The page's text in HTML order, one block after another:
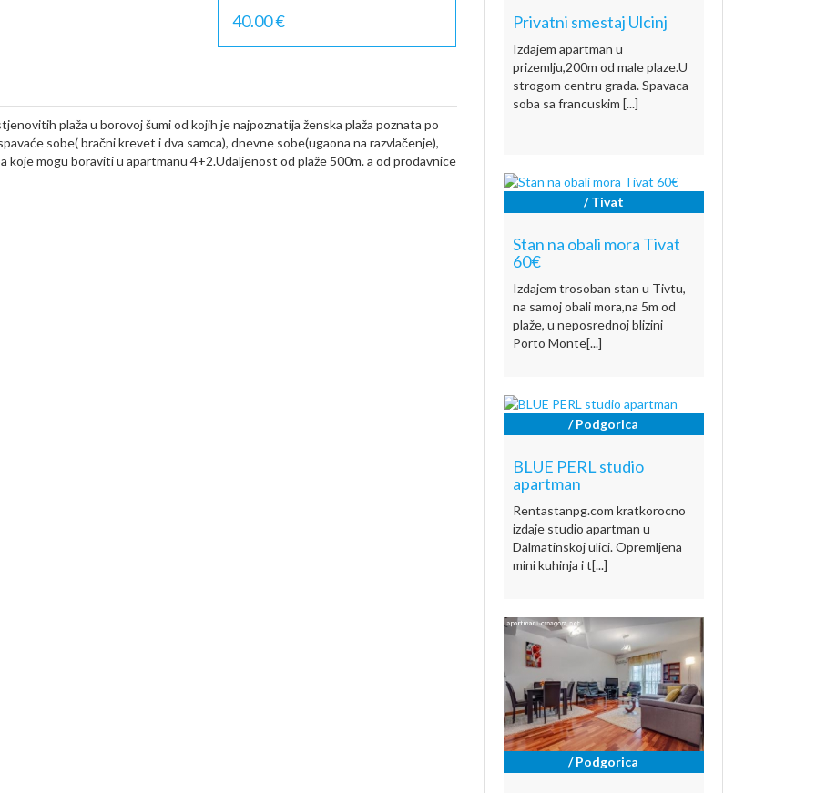
40.00 €
plaža u borovoj šumi od kojih je najpoznatija ženska plaža poznata po
sobe( bračni krevet i dva samca), dnevne sobe(ugaona na razvlačenje),
koje mogu boraviti u apartmanu 4+2.Udaljenost od plaže 500m. a od prodavnice
Privatni smestaj Ulcinj
Izdajem apartman u
prizemlju,200m od male plaze.U
strogom centru grada. Spavaca
soba sa francuskim [...]
/ Tivat
Stan na obali mora Tivat
60€
Izdajem trosoban stan u Tivtu,
na samoj obali mora,na 5m od
plaže, u neposrednoj blizini
Porto Monte[...]
/ Podgorica
BLUE PERL studio
apartman
Rentastanpg.com kratkorocno
izdaje studio apartman u
Dalmatinskoj ulici. Opremljena
mini kuhinja i t[...]
/ Podgorica